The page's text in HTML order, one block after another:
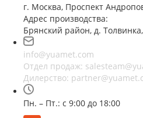
г. Москва, Проспект
Адрес производства:
Брянский район, д.
info@yuamet.com
Отдел продаж:
Дилерство:
Пн. – Пт.: с 9:00 до 18:00